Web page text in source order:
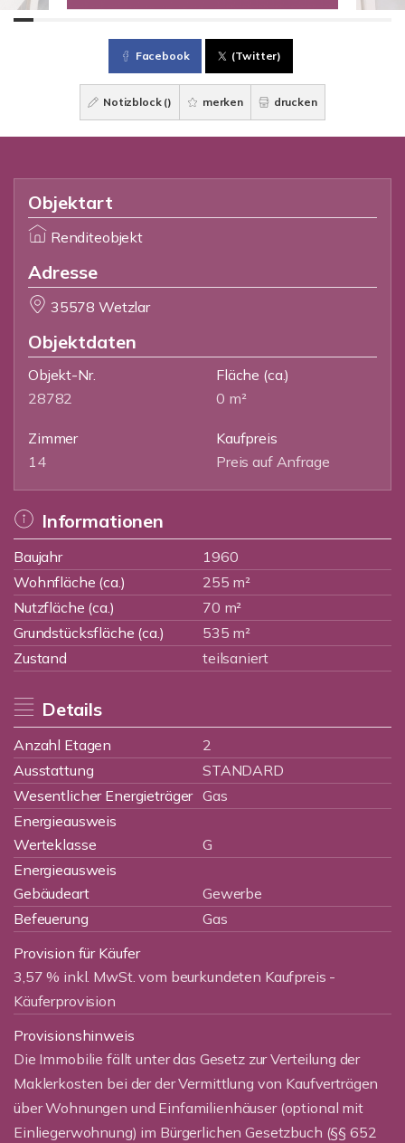
Facebook (Twitter)
Notizblock () merken drucken
Objektart
Renditeobjekt
Adresse
35578 Wetzlar
Objektdaten
Objekt-Nr.
28782
Fläche (ca.)
0 m²
Zimmer
14
Kaufpreis
Preis auf Anfrage
Informationen
Baujahr
1960
Wohnfläche (ca.)
255 m²
Nutzfläche (ca.)
70 m²
Grundstücksfläche (ca.)
535 m²
Zustand
teilsaniert
Details
Anzahl Etagen
2
Ausstattung
STANDARD
Wesentlicher Energieträger Gas
Energieausweis
Werteklasse
G
Energieausweis
Gebäudeart
Gewerbe
Befeuerung
Gas
Provision für Käufer
3,57 % inkl. MwSt. vom beurkundeten Kaufpreis -
Käuferprovision
Provisionshinweis
Die Immobilie fällt unter das Gesetz zur Verteilung der
Maklerkosten bei der der Vermittlung von Kaufverträgen
über Wohnungen und Einfamilienhäuser (optional mit
Einliegerwohnung) im Bürgerlichen Gesetzbuch (§§ 652